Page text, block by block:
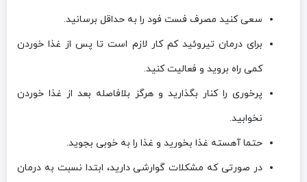
سعی کنید مصرف فست فود را به حداقل برسانید.
برای درمان تیروئید کم کار لازم است تا پس از غذا خوردن
کمی راه بروید و فعالیت کنید.
پرخوری را کنار بگذارید و هرگز بلافاصله بعد از غذا خوردن
نخوابید.
حتما آهسته غذا بخورید و غذا را به خوبی بجوید.
در صورتی که مشکلات گوارشی دارید، ابتدا نسبت به درمان